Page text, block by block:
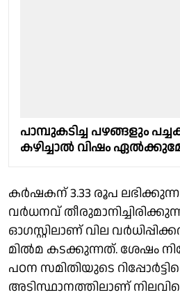
പാമ്പുകടിച്ച പഴങ്ങളും
കഴിച്ചാൽ വിഷം
കർഷകന് 3.33 രൂപ ലഭിക്കുന്ന
വർധനവ്
ഓഗസ്റ്റിലാണ് വില
മിൽമ കടക്കുന്നത്. ശേഷം
പഠന സമിതിയുടെ
അടിസ്ഥാനത്തിലാണ്